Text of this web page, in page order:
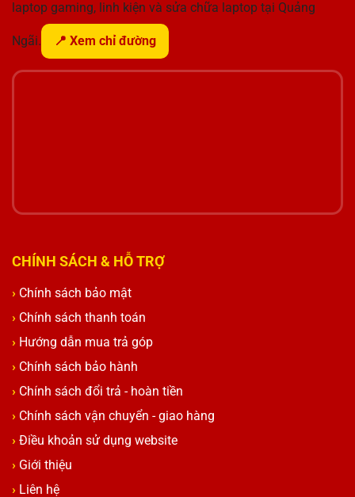
laptop gaming, linh kiện và sửa chữa laptop tại Quảng
Ngãi. 📍 Xem chỉ đường
CHÍNH SÁCH & HỖ TRỢ
Chính sách bảo mật
Chính sách thanh toán
Hướng dẫn mua trả góp
Chính sách bảo hành
Chính sách đổi trả - hoàn tiền
Chính sách vận chuyển - giao hàng
Điều khoản sử dụng website
Giới thiệu
Liên hệ